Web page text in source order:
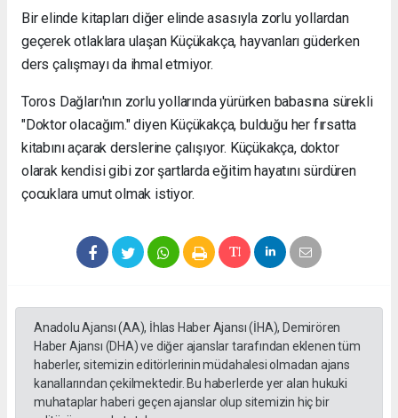
Bir elinde kitapları diğer elinde asasıyla zorlu yollardan
geçerek otlaklara ulaşan Küçükakça, hayvanları güderken
ders çalışmayı da ihmal etmiyor.
Toros Dağları'nın zorlu yollarında yürürken babasına sürekli
"Doktor olacağım." diyen Küçükakça, bulduğu her fırsatta
kitabını açarak derslerine çalışıyor. Küçükakça, doktor
olarak kendisi gibi zor şartlarda eğitim hayatını sürdüren
çocuklara umut olmak istiyor.
Anadolu Ajansı (AA), İhlas Haber Ajansı (İHA), Demirören
Haber Ajansı (DHA) ve diğer ajanslar tarafından eklenen tüm
haberler, sitemizin editörlerinin müdahalesi olmadan ajans
kanallarından çekilmektedir. Bu haberlerde yer alan hukuki
muhataplar haberi geçen ajanslar olup sitemizin hiç bir